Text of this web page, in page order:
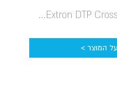
Extron DTP
המוצר >